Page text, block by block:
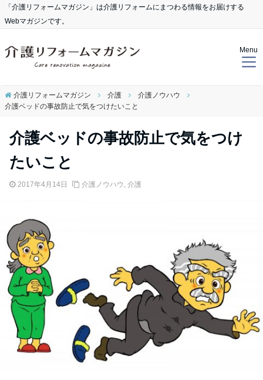
「介護リフォームマガジン」は介護リフォームにまつわる情報をお届けする
Webマガジンです。
Menu
介護リフォームマガジン 介護
介護ノウハウ
介護ベッドの事故防止で気をつけたいこと
介護ベッドの事故防止で気をつけ
たいこと
2017年4月14日 介護ノウハウ, 介護